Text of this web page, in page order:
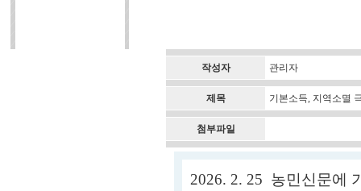
작성자 관리자
제목 기본소득, 지역소멸
첨부파일
2026. 2. 25 농민신문에